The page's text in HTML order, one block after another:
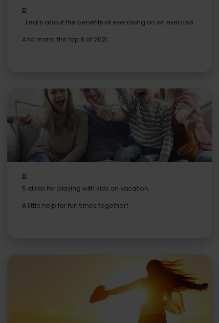
Learn about the benefits of exercising on an exercise
And more: the top 6 of 2021
5 ideas for playing with kids on vacation
A little help for fun times together!